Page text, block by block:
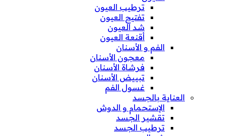
ترطيب العيون
تفتيح العيون
شد العيون
أقنعة العيون
الفم و الأسنان
معجون الأسنان
فرشاة الأسنان
تبييض الأسنان
غسول الفم
العناية بالجسد
الإستحمام و الدوش
تقشير الجسد
ترطيب الجسد